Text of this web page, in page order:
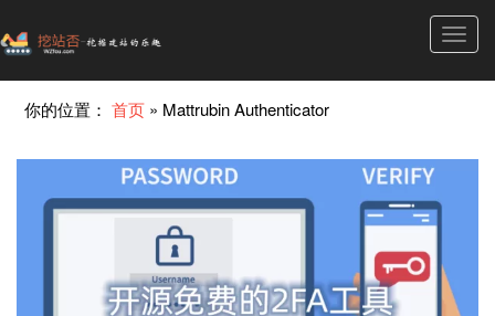
你的位置：首页 » Mattrubin Authenticator